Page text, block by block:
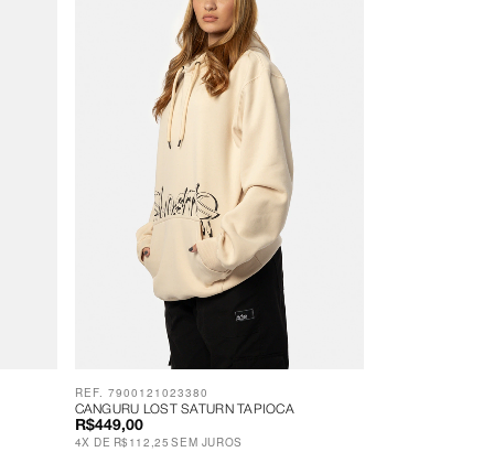
CANGURU LOST SATURN TAPIOCA
R$449,00
4X DE R$112,25 SEM JUROS
REF. 7900121023380